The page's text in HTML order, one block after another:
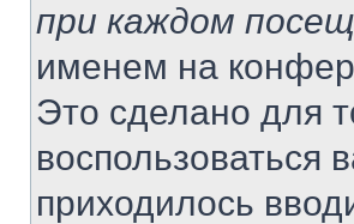
при каждом
именем на
Это сделано для
воспользоваться
приходилось